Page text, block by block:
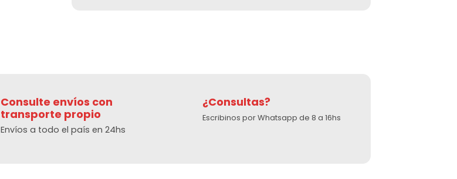
Consulte envíos con
transporte propio
Envíos a todo el país en 24hs
¿Consultas?
Escribinos por Whatsapp de 8 a 16hs